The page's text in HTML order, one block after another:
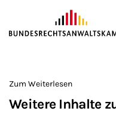
ZUM HAUPTINHALT
Zum Weiterlesen
Weitere Inhalte